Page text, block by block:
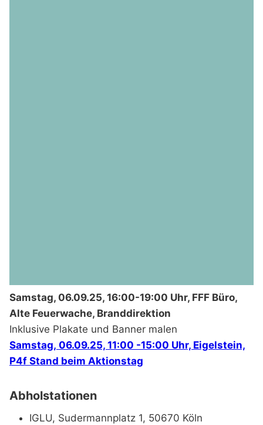
Samstag, 06.09.25, 16:00-19:00 Uhr, FFF Büro,
Alte Feuerwache, Branddirektion
Inklusive Plakate und Banner malen
Samstag, 06.09.25, 11:00 -15:00 Uhr, Eigelstein,
P4f Stand beim Aktionstag
Abholstationen
IGLU, Sudermannplatz 1, 50670 Köln